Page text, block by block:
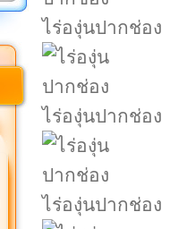
ไร่องุ่นปากช่อง
ไร่องุ่นปากช่อง
ไร่องุ่นปากช่อง